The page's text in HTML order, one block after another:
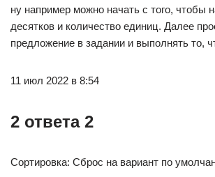
ну например можно начать с того, чтобы
десятков и количество единиц. Далее
предложение в задании и выполнять то,
11 июл 2022 в 8:54
2 ответа 2
Сортировка: Сброс на вариант по